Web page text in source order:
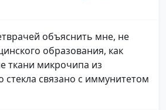
объяснить мне, не
образования, как
ткани микрочипа из
стекла связано с иммунитетом